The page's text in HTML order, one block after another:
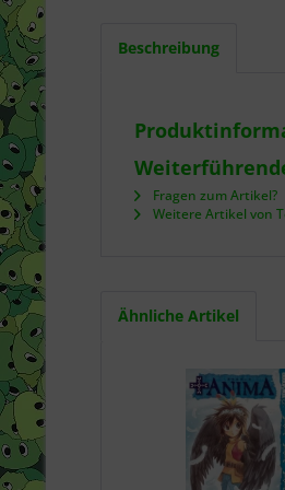
Beschreibung
Fragen zum Artikel?
Weitere Artikel von
Ähnliche Artikel